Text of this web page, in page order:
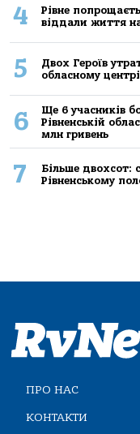
4
Рівне
віддали життя на
5
Двох Героїв
обласному
6
Ще 6 учасників
Рівненській
млн гривень
7
Більше двохсот:
Рівненському
ПРО НАС
КОНТАКТИ